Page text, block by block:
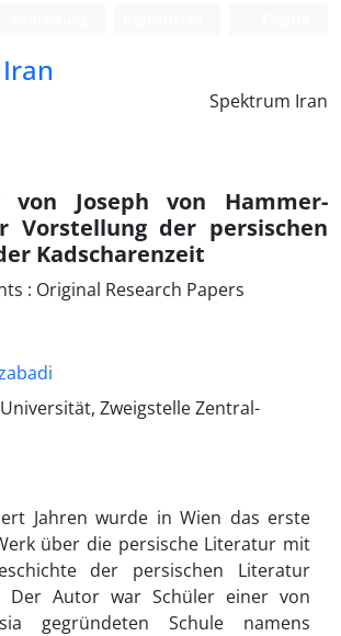
Spektrum Iran
von Joseph von Hammer-
Vorstellung der persischen
Kadscharenzeit
: Original Research Papers
Zweigstelle Zentral-
Jahren wurde in Wien das erste
über die persische Literatur mit
der persischen Literatur
Der Autor war Schüler einer von
gegründeten Schule namens